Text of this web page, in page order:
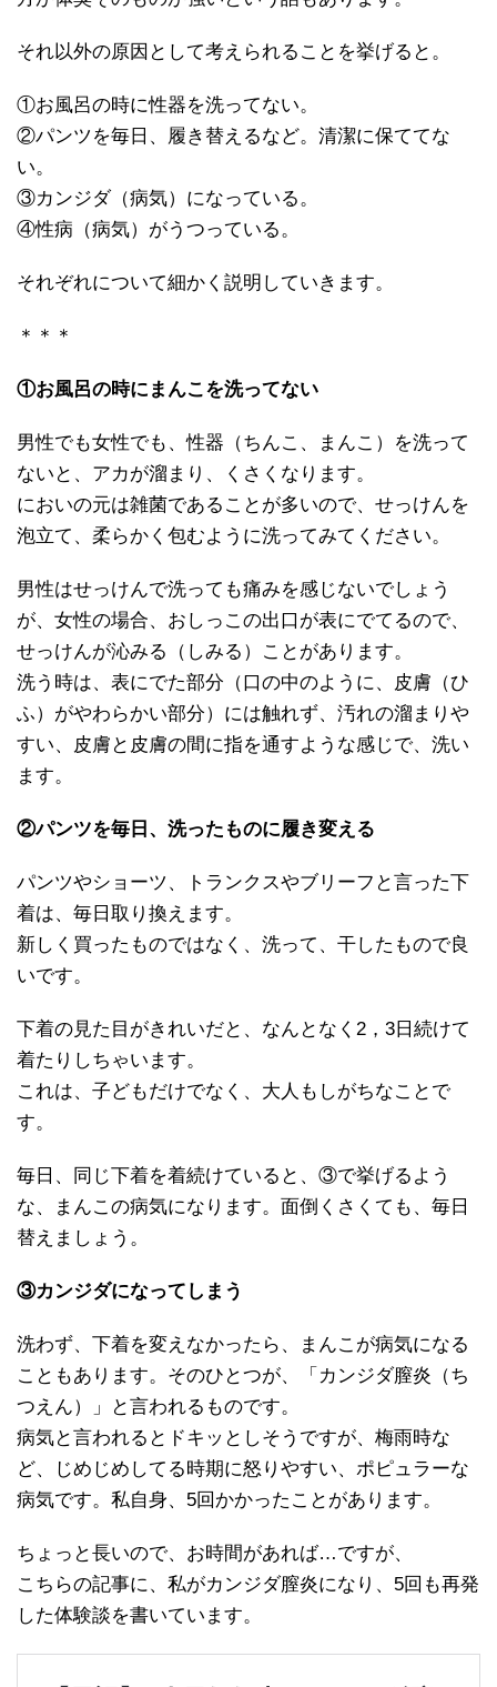
それ以外の原因として考えられることを挙げると。
①お風呂の時に性器を洗ってない。
②パンツを毎日、履き替えるなど。清潔に保ててな
い。
③カンジダ（病気）になっている。
④性病（病気）がうつっている。
それぞれについて細かく説明していきます。
＊＊＊
①お風呂の時にまんこを洗ってない
男性でも女性でも、性器（ちんこ、まんこ）を洗って
ないと、アカが溜まり、くさくなります。
においの元は雑菌であることが多いので、せっけんを
泡立て、柔らかく包むように洗ってみてください。
男性はせっけんで洗っても痛みを感じないでしょう
が、女性の場合、おしっこの出口が表にでてるので、
せっけんが沁みる（しみる）ことがあります。
洗う時は、表にでた部分（口の中のように、皮膚（ひ
ふ）がやわらかい部分）には触れず、汚れの溜まりや
すい、皮膚と皮膚の間に指を通すような感じで、洗い
ます。
②パンツを毎日、洗ったものに履き変える
パンツやショーツ、トランクスやブリーフと言った下
着は、毎日取り換えます。
新しく買ったものではなく、洗って、干したもので良
いです。
下着の見た目がきれいだと、なんとなく2，3日続けて
着たりしちゃいます。
これは、子どもだけでなく、大人もしがちなことで
す。
毎日、同じ下着を着続けていると、③で挙げるよう
な、まんこの病気になります。面倒くさくても、毎日
替えましょう。
③カンジダになってしまう
洗わず、下着を変えなかったら、まんこが病気になる
こともあります。そのひとつが、「カンジダ膣炎（ち
つえん）」と言われるものです。
病気と言われるとドキッとしそうですが、梅雨時な
ど、じめじめしてる時期に怒りやすい、ポピュラーな
病気です。私自身、5回かかったことがあります。
ちょっと長いので、お時間があれば…ですが、
こちらの記事に、私がカンジダ膣炎になり、5回も再発
した体験談を書いています。